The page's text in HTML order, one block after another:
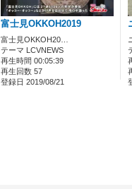
富士見OKKOH2019
富士見OKKOH20…
テーマ LCVNEWS
再生時間 00:05:39
再生回数 57
登録日 2019/08/21